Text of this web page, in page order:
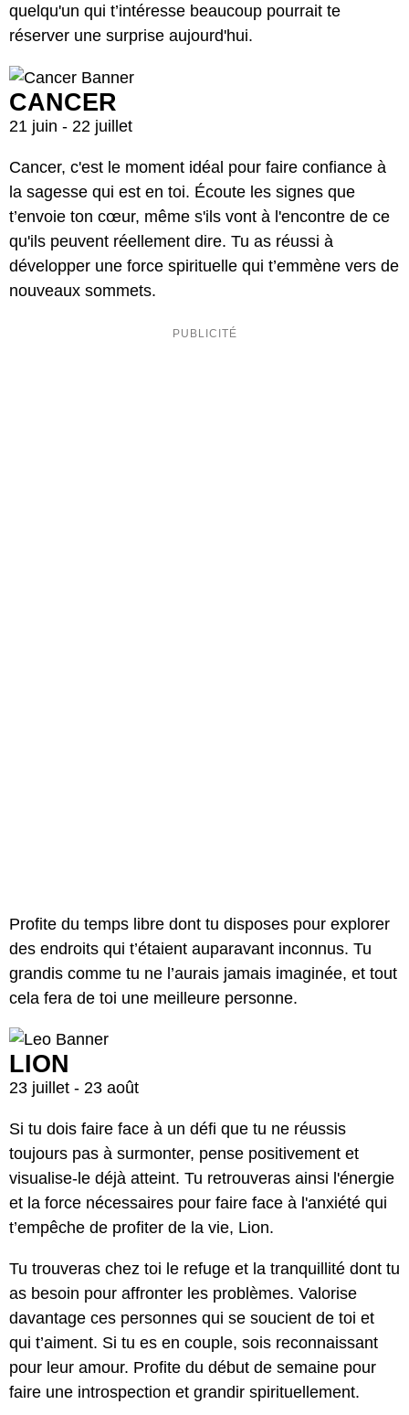
quelqu'un qui t’intéresse beaucoup pourrait te
réserver une surprise aujourd'hui.
CANCER
21 juin - 22 juillet
Cancer, c'est le moment idéal pour faire confiance à
la sagesse qui est en toi. Écoute les signes que
t’envoie ton cœur, même s'ils vont à l'encontre de ce
qu'ils peuvent réellement dire. Tu as réussi à
développer une force spirituelle qui t’emmène vers de
nouveaux sommets.
Profite du temps libre dont tu disposes pour explorer
des endroits qui t’étaient auparavant inconnus. Tu
grandis comme tu ne l’aurais jamais imaginée, et tout
cela fera de toi une meilleure personne.
LION
23 juillet - 23 août
Si tu dois faire face à un défi que tu ne réussis
toujours pas à surmonter, pense positivement et
visualise-le déjà atteint. Tu retrouveras ainsi l'énergie
et la force nécessaires pour faire face à l'anxiété qui
t’empêche de profiter de la vie, Lion.
Tu trouveras chez toi le refuge et la tranquillité dont tu
as besoin pour affronter les problèmes. Valorise
davantage ces personnes qui se soucient de toi et
qui t’aiment. Si tu es en couple, sois reconnaissant
pour leur amour. Profite du début de semaine pour
faire une introspection et grandir spirituellement.